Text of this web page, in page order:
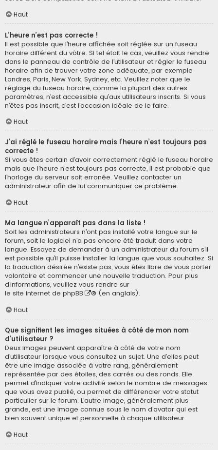
Haut
L’heure n’est pas correcte !
Il est possible que l’heure affichée soit réglée sur un fuseau
horaire différent du vôtre. Si tel était le cas, veuillez vous rendre
dans le panneau de contrôle de l’utilisateur et régler le fuseau
horaire afin de trouver votre zone adéquate, par exemple
Londres, Paris, New York, Sydney, etc. Veuillez noter que le
réglage du fuseau horaire, comme la plupart des autres
paramètres, n’est accessible qu’aux utilisateurs inscrits. Si vous
n’êtes pas inscrit, c’est l’occasion idéale de le faire.
Haut
J’ai réglé le fuseau horaire mais l’heure n’est toujours pas
correcte !
Si vous êtes certain d’avoir correctement réglé le fuseau horaire
mais que l’heure n’est toujours pas correcte, il est probable que
l’horloge du serveur soit erronée. Veuillez contacter un
administrateur afin de lui communiquer ce problème.
Haut
Ma langue n’apparaît pas dans la liste !
Soit les administrateurs n’ont pas installé votre langue sur le
forum, soit le logiciel n’a pas encore été traduit dans votre
langue. Essayez de demander à un administrateur du forum s’il
est possible qu’il puisse installer la langue que vous souhaitez. Si
la traduction désirée n’existe pas, vous êtes libre de vous porter
volontaire et commencer une nouvelle traduction. Pour plus
d’informations, veuillez vous rendre sur
le site internet de phpBB
® (en anglais).
Haut
Que signifient les images situées à côté de mon nom
d’utilisateur ?
Deux images peuvent apparaître à côté de votre nom
d’utilisateur lorsque vous consultez un sujet. Une d’elles peut
être une image associée à votre rang, généralement
représentée par des étoiles, des carrés ou des ronds. Elle
permet d’indiquer votre activité selon le nombre de messages
que vous avez publié, ou permet de différencier votre statut
particulier sur le forum. L’autre image, généralement plus
grande, est une image connue sous le nom d’avatar qui est
bien souvent unique et personnelle à chaque utilisateur.
Haut